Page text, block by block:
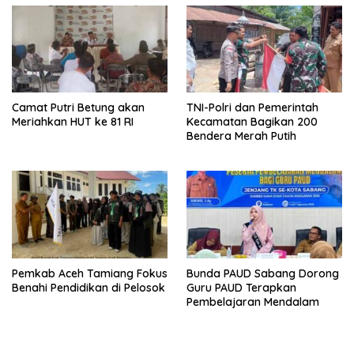
Camat Putri Betung akan
Meriahkan HUT ke 81 RI
TNI-Polri dan Pemerintah
Kecamatan Bagikan 200
Bendera Merah Putih
Pemkab Aceh Tamiang Fokus
Benahi Pendidikan di Pelosok
Bunda PAUD Sabang Dorong
Guru PAUD Terapkan
Pembelajaran Mendalam